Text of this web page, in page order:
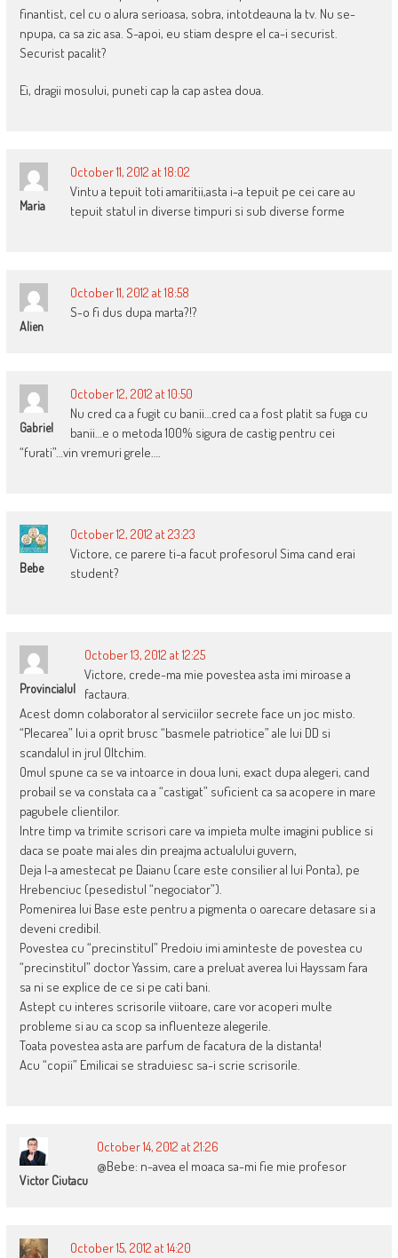
finantist, cel cu o alura serioasa, sobra, intotdeauna la tv. Nu se-
npupa, ca sa zic asa. S-apoi, eu stiam despre el ca-i securist.
Securist pacalit?
Ei, dragii mosului, puneti cap la cap astea doua.
Maria
October 11, 2012 at 18:02
Vintu a tepuit toti amaritii,asta i-a tepuit pe cei care au
tepuit statul in diverse timpuri si sub diverse forme
Alien
October 11, 2012 at 18:58
S-o fi dus dupa marta?!?
Gabriel
October 12, 2012 at 10:50
Nu cred ca a fugit cu banii…cred ca a fost platit sa fuga cu
banii…e o metoda 100% sigura de castig pentru cei
“furati”…vin vremuri grele….
Bebe
October 12, 2012 at 23:23
Victore, ce parere ti-a facut profesorul Sima cand erai
student?
Provincialul
October 13, 2012 at 12:25
Victore, crede-ma mie povestea asta imi miroase a
factaura.
Acest domn colaborator al serviciilor secrete face un joc misto.
“Plecarea” lui a oprit brusc “basmele patriotice” ale lui DD si
scandalul in jrul Oltchim.
Omul spune ca se va intoarce in doua luni, exact dupa alegeri, cand
probail se va constata ca a “castigat” suficient ca sa acopere in mare
pagubele clientilor.
Intre timp va trimite scrisori care va impieta multe imagini publice si
daca se poate mai ales din preajma actualului guvern,
Deja l-a amestecat pe Daianu (care este consilier al lui Ponta), pe
Hrebenciuc (pesedistul “negociator”).
Pomenirea lui Base este pentru a pigmenta o oarecare detasare si a
deveni credibil.
Povestea cu “precinstitul” Predoiu imi aminteste de povestea cu
“precinstitul” doctor Yassim, care a preluat averea lui Hayssam fara
sa ni se explice de ce si pe cati bani.
Astept cu interes scrisorile viitoare, care vor acoperi multe
probleme si au ca scop sa influenteze alegerile.
Toata povestea asta are parfum de facatura de la distanta!
Acu “copii” Emilicai se straduiesc sa-i scrie scrisorile.
Victor Ciutacu
October 14, 2012 at 21:26
@Bebe: n-avea el moaca sa-mi fie mie profesor
October 15, 2012 at 14:20